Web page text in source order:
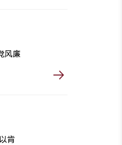
风廉
肯